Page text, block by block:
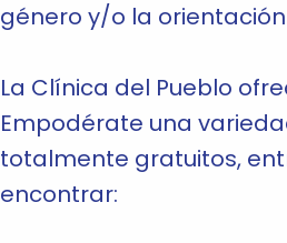
género y/o la orientación
La Clínica del Pueblo
Empodérate una
totalmente gratuitos,
encontrar: